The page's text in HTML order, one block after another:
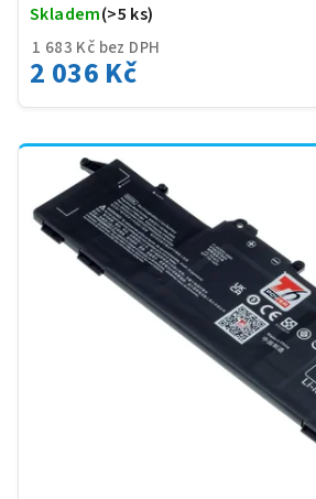
1 683 Kč bez DPH
2 036 Kč
Skladem(>5 ks)